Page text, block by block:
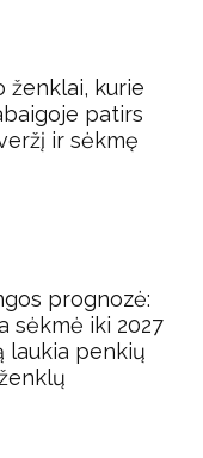
ženklai, kurie
patirs
ir sėkmę
prognozė:
sėkmė iki 2027
laukia penkių